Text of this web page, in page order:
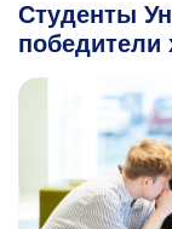
Студенты
победители